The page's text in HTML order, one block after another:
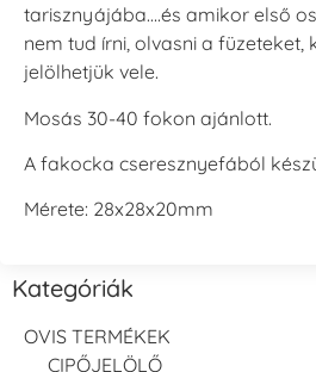
tarisznyájába….és amikor első
nem tud írni, olvasni a füzeteket,
jelölhetjük vele.
Mosás 30-40 fokon ajánlott.
A fakocka cseresznyefából
Mérete: 28x28x20mm
Kategóriák
OVIS TERMÉKEK
CIPŐJELÖLŐ